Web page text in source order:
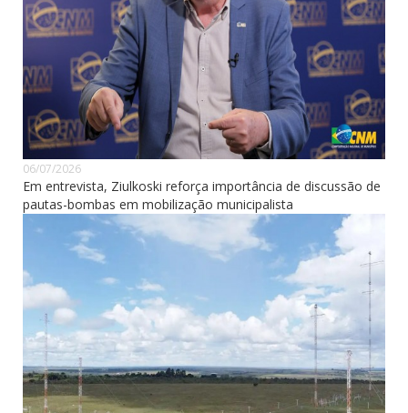
06/07/2026
Em entrevista, Ziulkoski reforça importância de discussão de
pautas-bombas em mobilização municipalista